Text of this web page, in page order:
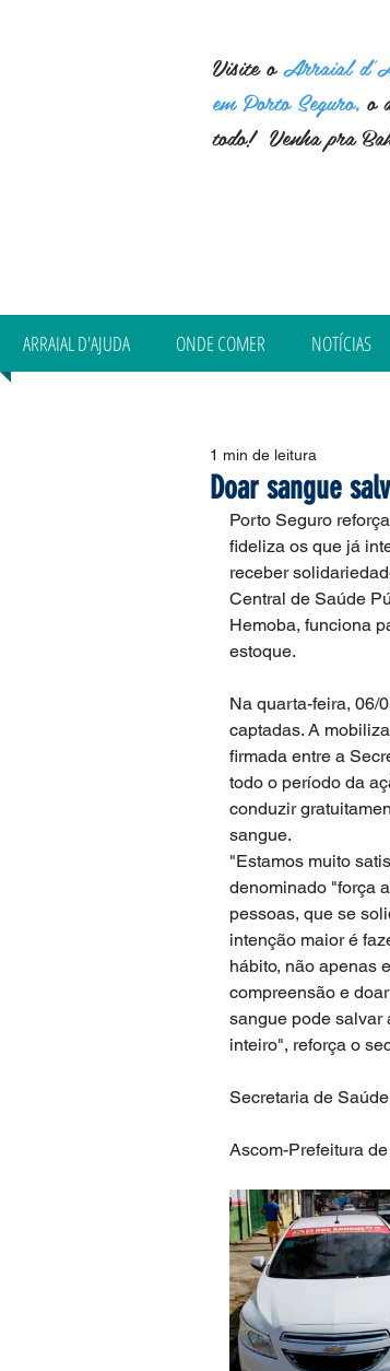
Visite oArraial
em Porto Seguro, o
todo! Venha pra
ARRAIAL D'AJUDA ONDE COMER NOTÍCIAS
Doar sangue
1 min de leitura
Porto Seguro
fideliza os que já
receber
Central de Saúde
Hemoba, funciona
estoque.
Na quarta-feira, 06/
captadas. A
firmada entre a
todo o período da
conduzir
sangue.
"Estamos muito
denominado "força
pessoas, que se
intenção maior é
hábito, não apenas
compreensão e
sangue pode salvar
inteiro", reforça o
Secretaria de Saúde
Ascom-Prefeitura